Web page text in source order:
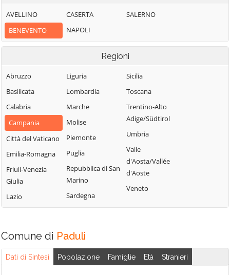
Campolattaro
Campoli del
Monte Taburno
Castelfranco in
Castelpoto
Castelvenere
Val Fortore
Cautano
Colle Sannita
Cusano Mutri
Sanframondi
Limatola
Moiano
Molinara
Montefalcone di
Val Fortore
Montesarchio
Morcone
Paduli
Pago Veiano
Pannarano
Paupisi
Pietraroja
San Lorenzo
San Lupo
San Marco dei
Cavoti
San Nazzaro
San Nicola
San Salvatore
Telesino
Sant'Angelo a
Trimonte
Santa Croce del
AVELLINO
BENEVENTO
CASERTA
NAPOLI
SALERNO
Regioni
Abruzzo
Basilicata
Calabria
Campania
Città del Vaticano
Emilia-Romagna
Friuli-Venezia
Giulia
Lazio
Liguria
Lombardia
Marche
Molise
Piemonte
Puglia
Repubblica di San
Marino
Sardegna
Sicilia
Toscana
Trentino-Alto
Adige/Südtirol
Umbria
Valle
d'Aosta/Vallée
d'Aoste
Veneto
Comune di Paduli
Dati di Sintesi Popolazione Famiglie Età Stranieri